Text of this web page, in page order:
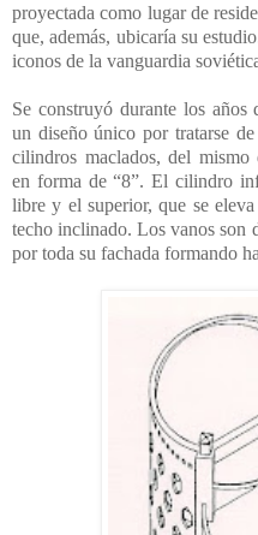
proyectada como lugar de
que, además, ubicaría su
iconos de la vanguardia
Se construyó durante los
un diseño único por tratarse
cilindros maclados, del mismo
en forma de “8”. El cilindro
libre y el superior, que se
techo inclinado. Los vanos son
por toda su fachada formando